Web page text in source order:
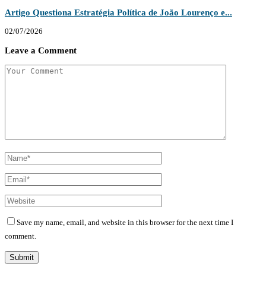
Artigo Questiona Estratégia Política de João Lourenço e...
02/07/2026
Leave a Comment
Save my name, email, and website in this browser for the next time I
comment.